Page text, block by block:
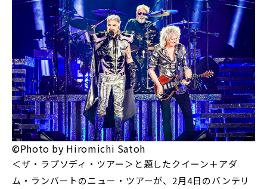
©Photo by Hiromichi Satoh
＜ザ・ラプソディ・ツアー＞と題したクイーン＋アダ
ム・ランバートのニュー・ツアーが、2月4日のバンテリ